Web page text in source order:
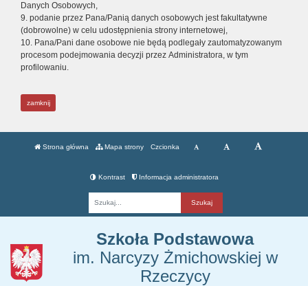
Danych Osobowych,
9. podanie przez Pana/Panią danych osobowych jest fakultatywne
(dobrowolne) w celu udostępnienia strony internetowej,
10. Pana/Pani dane osobowe nie będą podlegały zautomatyzowanym
procesom podejmowania decyzji przez Administratora, w tym
profilowaniu.
zamknij
Strona główna Mapa strony Czcionka
Kontrast Informacja administratora
Szkoła Podstawowa
im. Narcyzy Żmichowskiej w
Rzeczycy